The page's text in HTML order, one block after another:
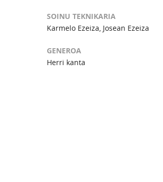
SOINU TEKNIKARIA
Karmelo Ezeiza, Josean Ezeiza
GENEROA
Herri kanta